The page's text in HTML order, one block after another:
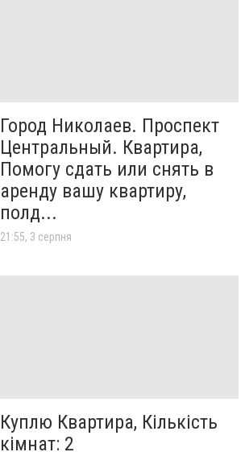
Город Николаев. Проспект
Центральный. Квартира,
Помогу сдать или снять в
аренду вашу квартиру,
полд...
21:55, 3 серпня
Куплю Квартира, Кількість
кімнат: 2